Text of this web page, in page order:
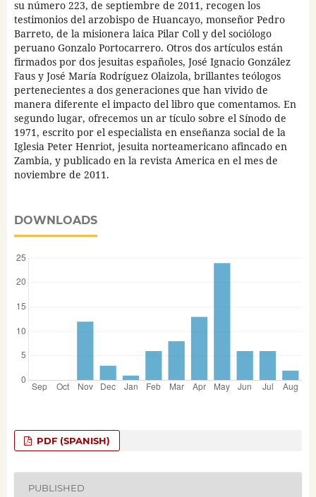
su número 223, de septiembre de 2011, recogen los
testimonios del arzobispo de Huancayo, monseñor Pedro
Barreto, de la misionera laica Pilar Coll y del sociólogo
peruano Gonzalo Portocarrero. Otros dos artículos están
firmados por dos jesuitas españoles, José Ignacio González
Faus y José María Rodríguez Olaizola, brillantes teólogos
pertenecientes a dos generaciones que han vivido de
manera diferente el impacto del libro que comentamos. En
segundo lugar, ofrecemos un ar tículo sobre el Sínodo de
1971, escrito por el especialista en enseñanza social de la
Iglesia Peter Henriot, jesuita norteamericano afincado en
Zambia, y publicado en la revista America en el mes de
noviembre de 2011.
DOWNLOADS
PDF (SPANISH)
PUBLISHED